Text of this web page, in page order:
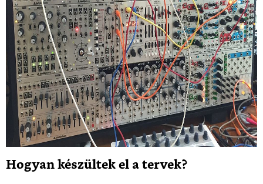
Hogyan készültek el a tervek?